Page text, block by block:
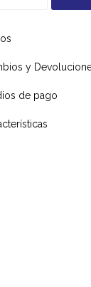
y
de pago